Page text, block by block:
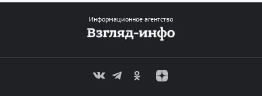
Информационное агентство